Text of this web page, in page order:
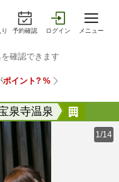
予約確認 ログイン メニュー
泉寺温泉
1/14